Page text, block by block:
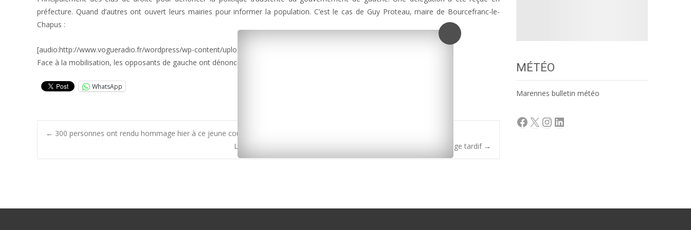
préfecture. Quand d’autres ont ouvert leurs mairies pour informer la population. C’est le cas de Guy Proteau, maire de Bourcefranc-le-
Chapus :
[audio:http://www.vogueradio.fr/wordpress/wp-content/uploads/2015/09/proteau-manif-amf1.mp3]
Face à la mobilisation, les opposants de gauche ont dénoncé une manœuvre politique de la droite.
WhatsApp
Post
← 300 personnes ont rendu hommage hier à ce jeune couple tué sur la route vendredi soir à La Vallée
La Rochelle : 82 000 visiteurs au Grand pavois, malgré un démarrage tardif →
MÉTÉO
Marennes bulletin météo
Facebook
X Instagram
LinkedIn